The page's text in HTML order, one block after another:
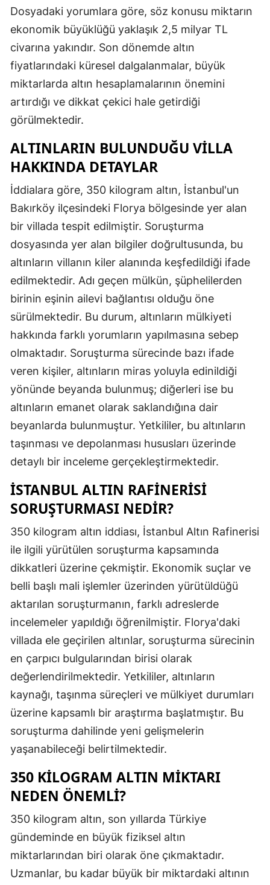
Dosyadaki yorumlara göre, söz konusu miktarın
ekonomik büyüklüğü yaklaşık 2,5 milyar TL
civarına yakındır. Son dönemde altın
fiyatlarındaki küresel dalgalanmalar, büyük
miktarlarda altın hesaplamalarının önemini
artırdığı ve dikkat çekici hale getirdiği
görülmektedir.
ALTINLARIN BULUNDUĞU VILLA
HAKKINDA DETAYLAR
İddialara göre, 350 kilogram altın, İstanbul'un
Bakırköy ilçesindeki Florya bölgesinde yer alan
bir villada tespit edilmiştir. Soruşturma
dosyasında yer alan bilgiler doğrultusunda, bu
altınların villanın kiler alanında keşfedildiği ifade
edilmektedir. Adı geçen mülkün, şüphelilerden
birinin eşinin ailevi bağlantısı olduğu öne
sürülmektedir. Bu durum, altınların mülkiyeti
hakkında farklı yorumların yapılmasına sebep
olmaktadır. Soruşturma sürecinde bazı ifade
veren kişiler, altınların miras yoluyla edinildiği
yönünde beyanda bulunmuş; diğerleri ise bu
altınların emanet olarak saklandığına dair
beyanlarda bulunmuştur. Yetkililer, bu altınların
taşınması ve depolanması hususları üzerinde
detaylı bir inceleme gerçekleştirmektedir.
İSTANBUL ALTIN RAFINERISI
SORUŞTURMASI NEDIR?
350 kilogram altın iddiası, İstanbul Altın Rafinerisi
ile ilgili yürütülen soruşturma kapsamında
dikkatleri üzerine çekmiştir. Ekonomik suçlar ve
belli başlı mali işlemler üzerinden yürütüldüğü
aktarılan soruşturmanın, farklı adreslerde
incelemeler yapıldığı öğrenilmiştir. Florya'daki
villada ele geçirilen altınlar, soruşturma sürecinin
en çarpıcı bulgularından birisi olarak
değerlendirilmektedir. Yetkililer, altınların
kaynağı, taşınma süreçleri ve mülkiyet durumları
üzerine kapsamlı bir araştırma başlatmıştır. Bu
soruşturma dahilinde yeni gelişmelerin
yaşanabileceği belirtilmektedir.
350 KILOGRAM ALTIN MIKTARI
NEDEN ÖNEMLI?
350 kilogram altın, son yıllarda Türkiye
gündeminde en büyük fiziksel altın
miktarlarından biri olarak öne çıkmaktadır.
Uzmanlar, bu kadar büyük bir miktardaki altının